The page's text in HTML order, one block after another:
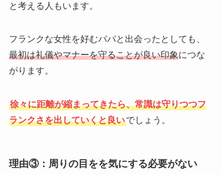
と考える人もいます。
フランクな女性を好むパパと出会ったとしても、
最初は礼儀やマナーを守ることが良い印象につな
がります。
徐々に距離が縮まってきたら、常識は守りつつフ
ランクさを出していくと良いでしょう。
理由③：周りの目をを気にする必要がない